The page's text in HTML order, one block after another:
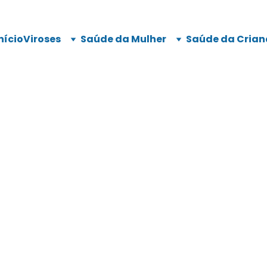
Viroses Saúde da Mulher Saúde da